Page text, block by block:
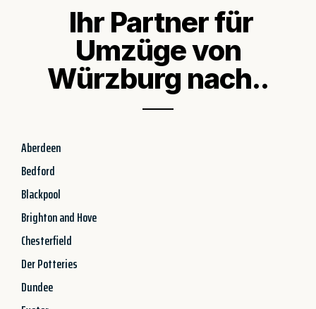
Ihr Partner für
Umzüge von
Würzburg nach..
Aberdeen
Bedford
Blackpool
Brighton and Hove
Chesterfield
Der Potteries
Dundee